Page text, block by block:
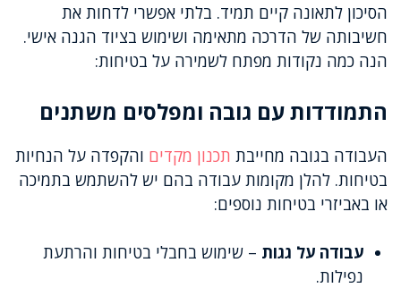
הסיכון לתאונה קיים תמיד. בלתי אפשרי לדחות את
חשיבותה של הדרכה מתאימה ושימוש בציוד הגנה אישי.
הנה כמה נקודות מפתח לשמירה על בטיחות:
התמודדות עם גובה ומפלסים משתנים
העבודה בגובה מחייבת תכנון מקדים והקפדה על הנחיות
בטיחות. להלן מקומות עבודה בהם יש להשתמש בתמיכה
או באביזרי בטיחות נוספים:
עבודה על גגות – שימוש בחבלי בטיחות והרתעת
נפילות.